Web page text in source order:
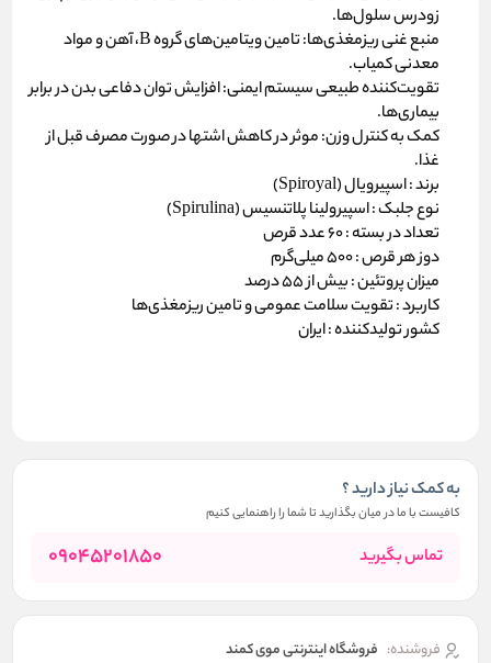
زودرس سلول‌ها.
منبع غنی ریزمغذی‌ها:
تامین ویتامین‌های گروه B، آهن و مواد
معدنی کمیاب.
تقویت‌کننده طبیعی سیستم ایمنی:افزایش توان دفاعی بدن در برابر
بیماری‌ها.
کمک به کنترل وزن:موثر در کاهش اشتها در صورت مصرف قبل از
غذا.
برند :اسپیرویال (Spiroyal)
نوع جلبک :اسپیرولینا پلاتنسیس (Spirulina)
تعداد در بسته :
دوز هر قرص :
میزان پروتئین :بیش از ۵۵ درصد
کاربرد :تقویت سلامت عمومی و تامین ریزمغذی‌ها
کشور تولیدکننده :ایران
به کمک نیاز دارید ؟
کافیست با ما در میان بگذارید تا شما را راهنمایی کنیم
تماس بگیرید 09045201850
فروشنده: فروشگاه اینترنتی موی کمند